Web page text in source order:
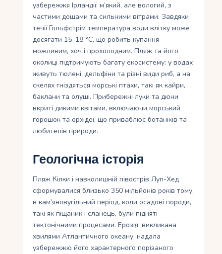
узбережжя Ірландії: м’який, але вологий, з
частими дощами та сильними вітрами. Завдяки
течії Гольфстрім температура води влітку може
досягати 15–18 °C, що робить купання
можливим, хоч і прохолодним. Пляж та його
околиці підтримують багату екосистему: у водах
живуть тюлені, дельфіни та різні види риб, а на
скелях гніздяться морські птахи, такі як кайри,
баклани та олуші. Прибережні луки та дюни
вкриті дикими квітами, включаючи морський
горошок та орхідеї, що приваблює ботаніків та
любителів природи.
Геологічна історія
Пляж Кілки і навколишній півострів Луп-Хед
сформувалися близько 350 мільйонів років тому,
в кам’яновугільний період, коли осадові породи,
такі як піщаник і сланець, були підняті
тектонічними процесами. Ерозія, викликана
хвилями Атлантичного океану, надала
узбережжю його характерного порізаного